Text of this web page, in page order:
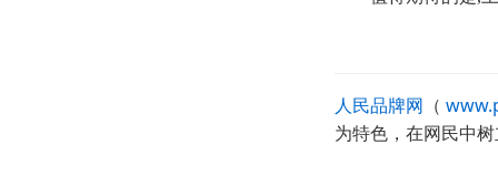
人民品牌网 （
为特色，在网民中